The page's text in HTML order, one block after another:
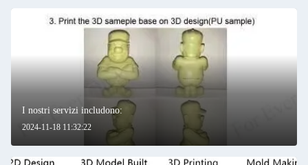
2024-11-18 11:32:22
I nostri servizi includono: